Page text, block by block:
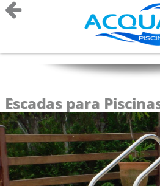
Escadas para